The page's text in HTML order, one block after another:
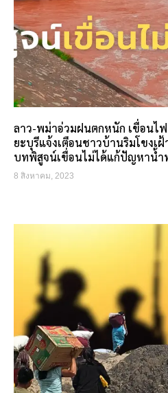
ลาว-พม่าอ่วมฝนตกหนัก เขื่อนไ
ยะบุรีแจ้งเตือนชาวบ้านริมโขงเ
บทพิสูจน์เขื่อนไม่ได้แก้ปัญหาน้ำ
8 สิงหาคม, 2023